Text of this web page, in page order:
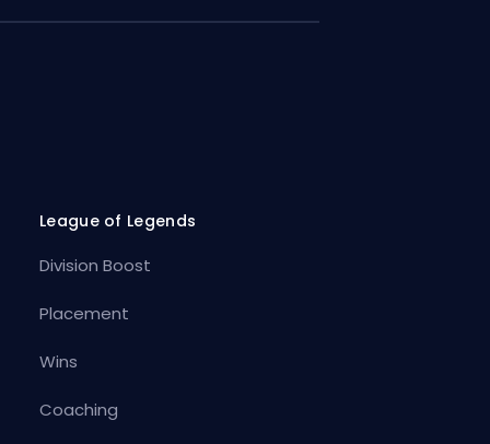
League of Legends
Division Boost
Placement
Wins
Coaching